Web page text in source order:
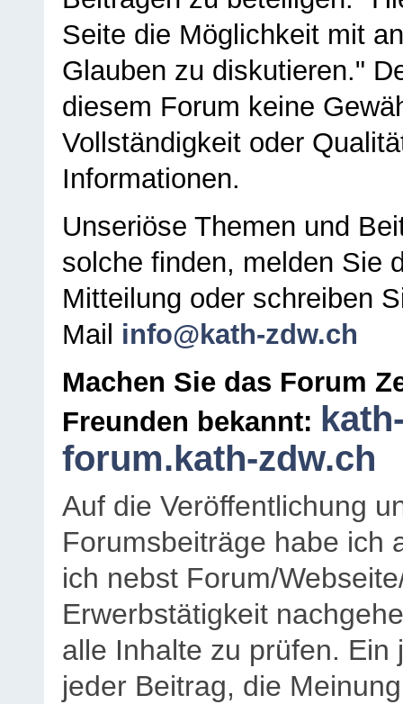
Seite die Möglichkeit mit
Glauben zu diskutieren."
diesem Forum keine
Vollständigkeit oder
Informationen.
Unseriöse Themen und
solche finden, melden Sie
Mitteilung oder schreiben
Mail info@kath-zdw.ch
Machen Sie das Forum
Freunden bekannt:
forum.kath-zdw.ch
Auf die Veröffentlichung
Forumsbeiträge habe ich
ich nebst Forum/
Erwerbstätigkeit
alle Inhalte zu prüfen.
jeder Beitrag, die